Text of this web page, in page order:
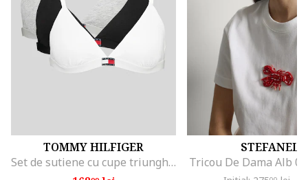
TOMMY HILFIGER
Set de sutiene cu cupe triunghiulare si detaliu logo - 3 perechi, Alb/Negru/Gri melange
STEFANEL
Tricou De Dama Alb